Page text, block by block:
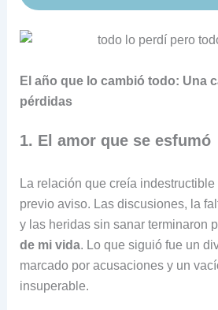
El año que lo cambió todo: Una
pérdidas
1. El amor que se esfumó
La relación que creía
previo aviso. Las discusiones, la
y las heridas sin sanar terminaron
de mi vida. Lo que siguió fue un
marcado por acusaciones y un
insuperable.